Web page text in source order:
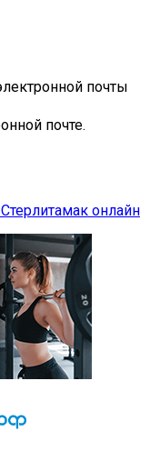
почты
почте.
Стерлитамак онлайн